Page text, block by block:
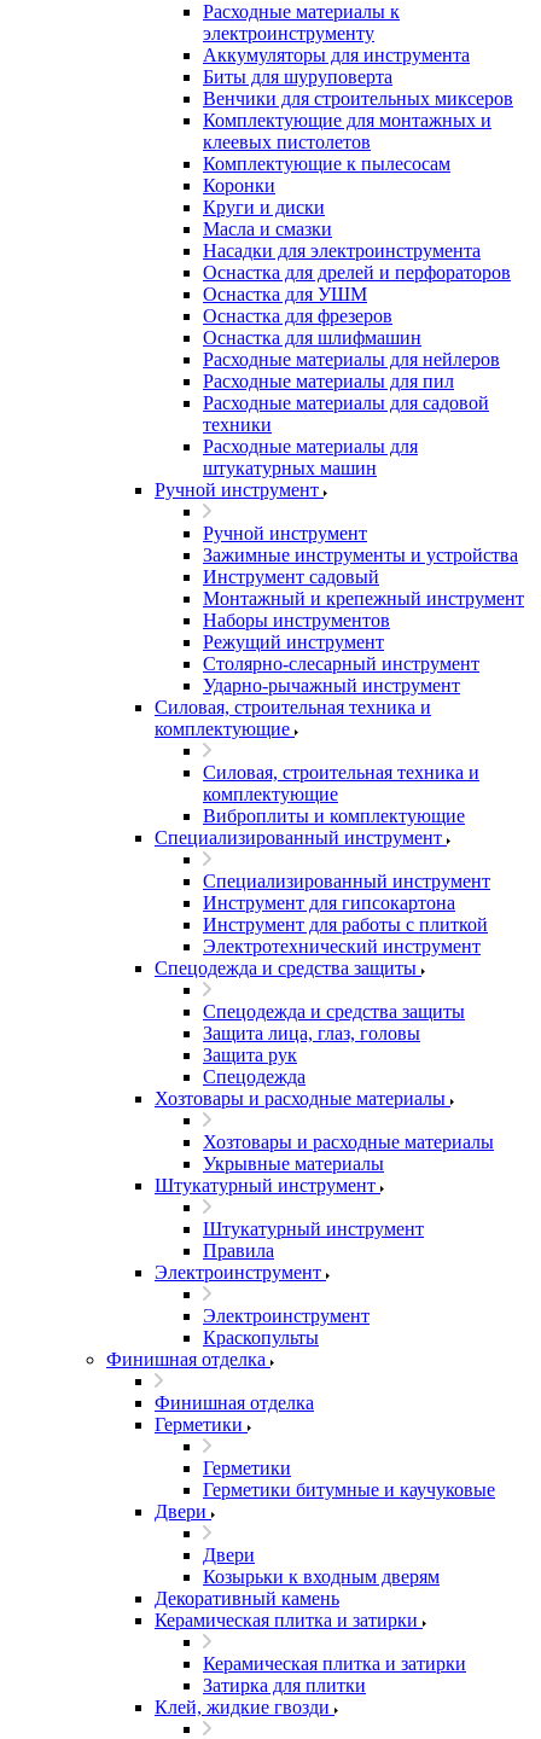
Расходные материалы к
электроинструменту
Аккумуляторы для инструмента
Биты для шуруповерта
Венчики для строительных миксеров
Комплектующие для монтажных и
клеевых пистолетов
Комплектующие к пылесосам
Коронки
Круги и диски
Масла и смазки
Насадки для электроинструмента
Оснастка для дрелей и перфораторов
Оснастка для УШМ
Оснастка для фрезеров
Оснастка для шлифмашин
Расходные материалы для нейлеров
Расходные материалы для пил
Расходные материалы для садовой
техники
Расходные материалы для
штукатурных машин
Ручной инструмент
Ручной инструмент
Зажимные инструменты и устройства
Инструмент садовый
Монтажный и крепежный инструмент
Наборы инструментов
Режущий инструмент
Столярно-слесарный инструмент
Ударно-рычажный инструмент
Силовая, строительная техника и
комплектующие
Силовая, строительная техника и
комплектующие
Виброплиты и комплектующие
Специализированный инструмент
Специализированный инструмент
Инструмент для гипсокартона
Инструмент для работы с плиткой
Электротехнический инструмент
Спецодежда и средства защиты
Спецодежда и средства защиты
Защита лица, глаз, головы
Защита рук
Спецодежда
Хозтовары и расходные материалы
Хозтовары и расходные материалы
Укрывные материалы
Штукатурный инструмент
Штукатурный инструмент
Правила
Электроинструмент
Электроинструмент
Краскопульты
Финишная отделка
Финишная отделка
Герметики
Герметики
Герметики битумные и каучуковые
Двери
Двери
Козырьки к входным дверям
Декоративный камень
Керамическая плитка и затирки
Керамическая плитка и затирки
Затирка для плитки
Клей, жидкие гвозди